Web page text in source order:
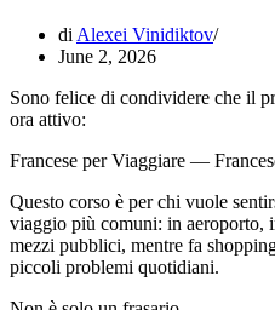
di Alexei Vinidiktov
June 2, 2026
Sono felice di condividere che il
ora attivo:
Francese per Viaggiare —
Questo corso è per chi vuole
viaggio più comuni: in aeroporto,
mezzi pubblici, mentre fa
piccoli problemi quotidiani.